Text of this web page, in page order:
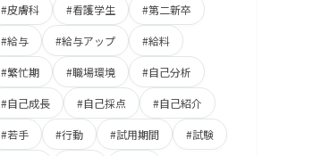
#皮膚科 #看護学生 #第二新卒
#給与 #給与アップ #給料
#繁忙期 #職場環境 #自己分析
#自己成長 #自己採点 #自己紹介
#若手 #行動 #試用期間 #試験